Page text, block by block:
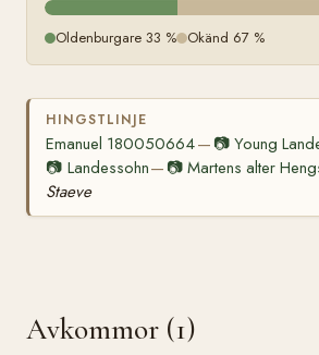
Oldenburgare 33 % Okänd 67 %
HINGSTLINJE
Emanuel 180050664— 📷Young
📷 Landessohn— 📷Martens alter
Staeve
Avkommor (1)